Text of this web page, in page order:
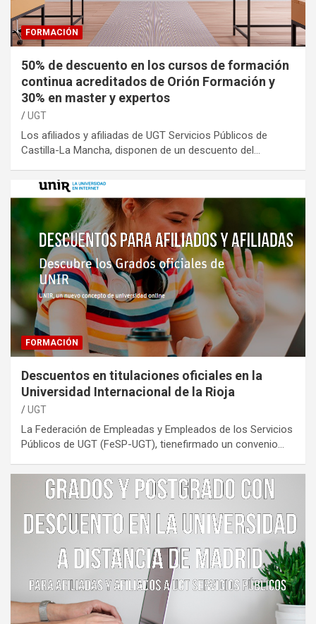
FORMACIÓN
50% de descuento en los cursos de formación
continua acreditados de Orión Formación y
30% en master y expertos
UGT
Los afiliados y afiliadas de UGT Servicios Públicos de
Castilla-La Mancha, disponen de un descuento del…
FORMACIÓN
Descuentos en titulaciones oficiales en la
Universidad Internacional de la Rioja
UGT
La Federación de Empleadas y Empleados de los Servicios
Públicos de UGT (FeSP-UGT), tienefirmado un convenio…